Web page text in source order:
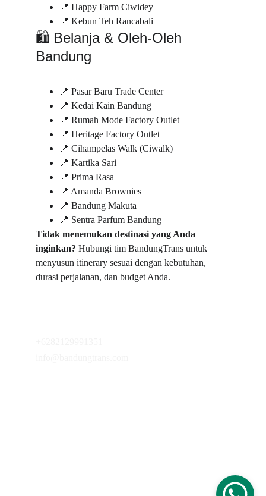
📍 Happy Farm Ciwidey
📍 Kebun Teh Rancabali
🛍️ Belanja & Oleh-Oleh
Bandung
📍 Pasar Baru Trade Center
📍 Kedai Kain Bandung
📍 Rumah Mode Factory Outlet
📍 Heritage Factory Outlet
📍 Cihampelas Walk (Ciwalk)
📍 Kartika Sari
📍 Prima Rasa
📍 Amanda Brownies
📍 Bandung Makuta
📍 Sentra Parfum Bandung
Tidak menemukan destinasi yang Anda
inginkan? Hubungi tim BandungTrans untuk
menyusun itinerary sesuai dengan kebutuhan,
durasi perjalanan, dan budget Anda.